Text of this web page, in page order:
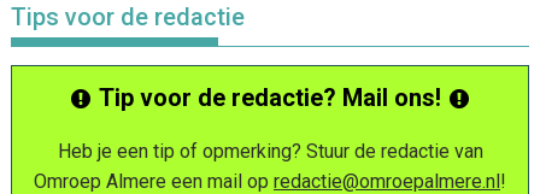
Tips voor de redactie
Tip voor de redactie? Mail ons!
Heb je een tip of opmerking? Stuur de redactie van
Omroep Almere een mail op redactie@omroepalmere.nl!